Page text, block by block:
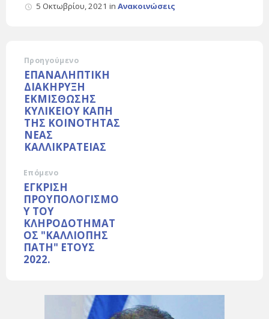
5 Οκτωβρίου, 2021 in Ανακοινώσεις
Προηγούμενο
ΕΠΑΝΑΛΗΠΤΙΚΗ
ΔΙΑΚΗΡΥΞΗ
ΕΚΜΙΣΘΩΣΗΣ
ΚΥΛΙΚΕΙΟΥ ΚΑΠΗ
ΤΗΣ ΚΟΙΝΟΤΗΤΑΣ
ΝΕΑΣ
ΚΑΛΛΙΚΡΑΤΕΙΑΣ
Επόμενο
ΕΓΚΡΙΣΗ
ΠΡΟΥΠΟΛΟΓΙΣΜΟ
Υ ΤΟΥ
ΚΛΗΡΟΔΟΤΗΜΑΤ
ΟΣ "ΚΑΛΛΙΟΠΗΣ
ΠΑΤΗ" ΕΤΟΥΣ
2022.